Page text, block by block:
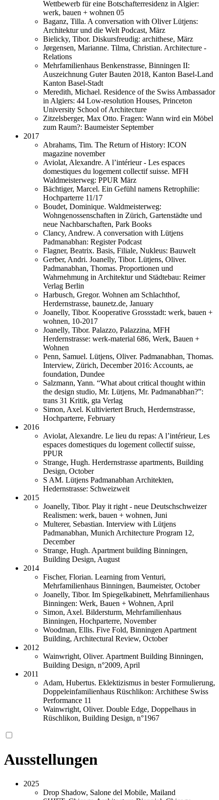
Wettbewerb für eine Botschafterresidenz in Algier:
werk, bauen + wohnen 05
Baganz, Tilla. A conversation with Oliver Lütjens:
Architektur und die Welt Podcast, März
Bielicky, Tibor. Diskursfreudig: archithese, März
Jørgensen, Marianne. Tilma, Christian. Architecture -
Relations
Mehrfamilienhaus Benkenstrasse, Binningen II:
Auszeichnung Guter Bauten 2018, Kanton Basel-Land
Kanton Basel-Stadt
Meredith, Michael. Residence of the Swiss Ambassador
in Algiers: 44 Low-resolution Houses, Princeton
University School of Architecture
Zitzelsberger, Max Otto. Fragen: Wann wird ein Möbel
zum Raum?: Baumeister September
2017
Abrahams, Tim. The Return of History: ICON
magazine november
Aviolat, Alexandre. A l’intérieur - Les espaces
domestiques du logement collectif suisse. MFH
Waldmeisterweg: PPUR März
Bächtiger, Marcel. Ein Gefühl namens Retrophilie:
Hochparterre 11/17
Boudet, Dominique. Waldmeisterweg:
Wohngenossenschaften in Zürich, Gartenstädte und
neue Nachbarschaften, Park Books
Clancy, Andrew. A conversation with Lütjens
Padmanabhan: Register Podcast
Flagner, Beatrix. Basis, Filiale, Nukleus: Bauwelt
Gerber, Andri. Joanelly, Tibor. Lütjens, Oliver.
Padmanabhan, Thomas. Proportionen und
Wahrnehmung in Architektur und Städtebau: Reimer
Verlag Berlin
Harbusch, Gregor. Wohnen am Schlachthof,
Herdernstrasse, baunetz.de, January
Joanelly, Tibor. Kooperative Grossstadt: werk, bauen +
wohnen, 10-2017
Joanelly, Tibor. Palazzo, Palazzina, MFH
Herdernstrasse: werk-material 686, Werk, Bauen +
Wohnen
Penn, Samuel. Lütjens, Oliver. Padmanabhan, Thomas.
Interview, Zürich, December 2016: Accounts, ae
foundation, Dundee
Salzmann, Yann. “What about critical thought within
the design studio, Mr. Lütjens, Mr. Padmanabhan?”:
trans 31 Kritik, gta Verlag
Simon, Axel. Kultiviertert Bruch, Herdernstrasse,
Hochparterre, February
2016
Aviolat, Alexandre. Le lieu du repas: A l’intérieur, Les
espaces domestiques du logement collectif suisse,
PPUR
Strange, Hugh. Herdernstrasse apartments, Building
Design, October
S AM. Lütjens Padmanabhan Architekten,
Hedernstrasse: Schweizweit
2015
Joanelly, Tibor. Play it right - neue Deutschschweizer
Realismen: werk, bauen + wohnen, Juni
Multerer, Sebastian. Interview with Lütjens
Padmanabhan, Munich Architecture Program 12,
December
Strange, Hugh. Apartment building Binningen,
Building Design, August
2014
Fischer, Florian. Learning from Venturi,
Mehrfamilienhaus Binningen, Baumeister, October
Joanelly, Tibor. Im Spiegelkabinett, Mehrfamilienhaus
Binningen: Werk, Bauen + Wohnen, April
Simon, Axel. Bildersturm, Mehrfamilienhaus
Binningen, Hochparterre, November
Woodman, Ellis. Five Fold, Binningen Apartment
Building, Architectural Review, October
2012
Wainwright, Oliver. Apartment Building Binningen,
Building Design, n°2009, April
2011
Adam, Hubertus. Eklektizismus in bester Formulierung,
Doppeleinfamilienhaus Rüschlikon: Archithese Swiss
Performance 11
Wainwright, Oliver. Double Edge, Doppelhaus in
Rüschlikon, Building Design, n°1967
Ausstellungen
2025
Drop Shadow, Salone del Mobile, Mailand